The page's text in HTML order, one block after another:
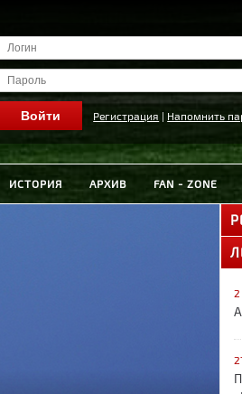
Регистрация | Напомнить
ИСТОРИЯ АРХИВ FAN - ZONE
2